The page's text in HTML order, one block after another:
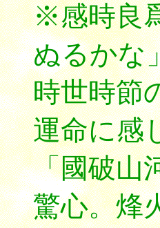
※感時良
ぬるかな
時世時節
運命に感
「國破山
驚心。烽